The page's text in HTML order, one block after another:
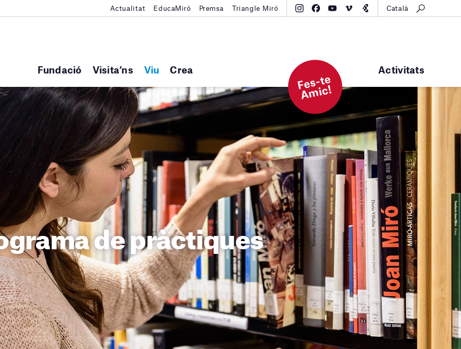
Fundació Visita’ns Viu Crea Activitats
Actualitat EducaMiró Premsa Triangle Miró Català
F
e
s-t
e
A
mi
c!
de pràctiques